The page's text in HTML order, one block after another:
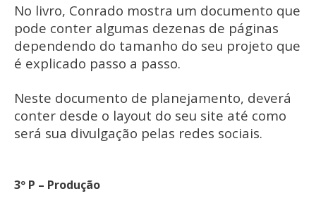
No livro, Conrado mostra um documento que
pode conter algumas dezenas de páginas
dependendo do tamanho do seu projeto que
é explicado passo a passo.
Neste documento de planejamento, deverá
conter desde o layout do seu site até como
será sua divulgação pelas redes sociais.
3º P – Produção